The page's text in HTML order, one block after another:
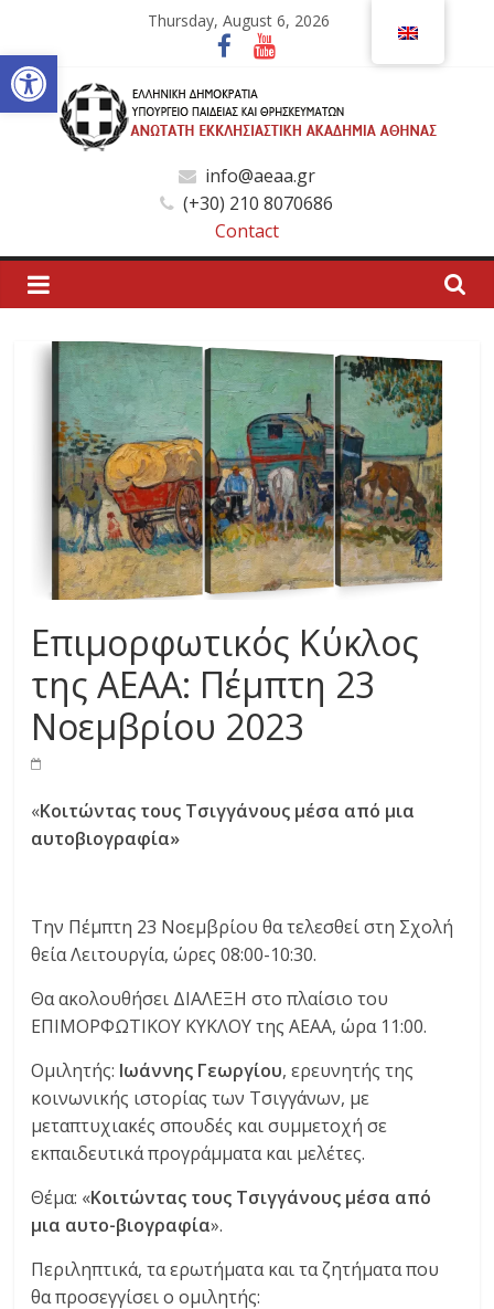
Open toolbar
content
Thursday, August 6, 2026
Ανώτατη
Εκκλησιαστική
Ακαδημία
Αθηνών
Ανώτατη
Εκκλησιαστική
Ακαδημία
Αθηνών
info@aeaa.gr
(+30) 210 8070686
Contact
Επιμορφωτικός Κύκλος
της ΑΕΑΑ: Πέμπτη 23
Νοεμβρίου 2023
«Κοιτώντας τους Τσιγγάνους μέσα από μια
αυτοβιογραφία»
Την Πέμπτη 23 Νοεμβρίου θα τελεσθεί στη Σχολή
θεία Λειτουργία, ώρες 08:00-10:30.
Θα ακολουθήσει ΔΙΑΛΕΞΗ στο πλαίσιο του
ΕΠΙΜΟΡΦΩΤΙΚΟΥ ΚΥΚΛΟΥ της ΑΕΑΑ, ώρα 11:00.
Ομιλητής: Ιωάννης Γεωργίου, ερευνητής της
κοινωνικής ιστορίας των Τσιγγάνων, με
μεταπτυχιακές σπουδές και συμμετοχή σε
εκπαιδευτικά προγράμματα και μελέτες.
Θέμα: «Κοιτώντας τους Τσιγγάνους μέσα από
μια αυτο-βιογραφία».
Περιληπτικά, τα ερωτήματα και τα ζητήματα που
θα προσεγγίσει ο ομιλητής: